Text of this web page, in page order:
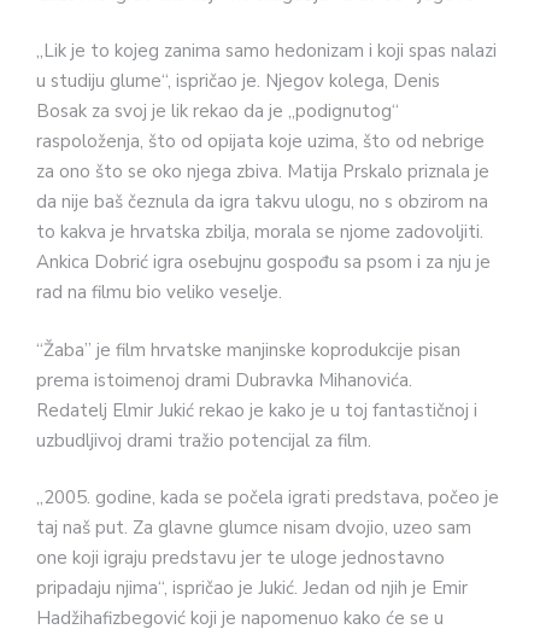
„Lik je to kojeg zanima samo hedonizam i koji spas nalazi
u studiju glume“, ispričao je. Njegov kolega, Denis
Bosak za svoj je lik rekao da je „podignutog“
raspoloženja, što od opijata koje uzima, što od nebrige
za ono što se oko njega zbiva. Matija Prskalo priznala je
da nije baš čeznula da igra takvu ulogu, no s obzirom na
to kakva je hrvatska zbilja, morala se njome zadovoljiti.
Ankica Dobrić igra osebujnu gospođu sa psom i za nju je
rad na filmu bio veliko veselje.
“Žaba” je film hrvatske manjinske koprodukcije pisan
prema istoimenoj drami Dubravka Mihanovića.
Redatelj Elmir Jukić rekao je kako je u toj fantastičnoj i
uzbudljivoj drami tražio potencijal za film.
„2005. godine, kada se počela igrati predstava, počeo je
taj naš put. Za glavne glumce nisam dvojio, uzeo sam
one koji igraju predstavu jer te uloge jednostavno
pripadaju njima“, ispričao je Jukić. Jedan od njih je Emir
Hadžihafizbegović koji je napomenuo kako će se u